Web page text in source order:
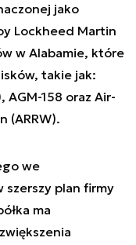
jako
Lockheed Martin
w Alabamie, które
takie jak:
158 oraz Air-
(ARRW).
we
szerszy plan firmy
ma